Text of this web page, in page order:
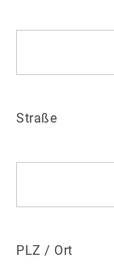
Straße
PLZ / Ort